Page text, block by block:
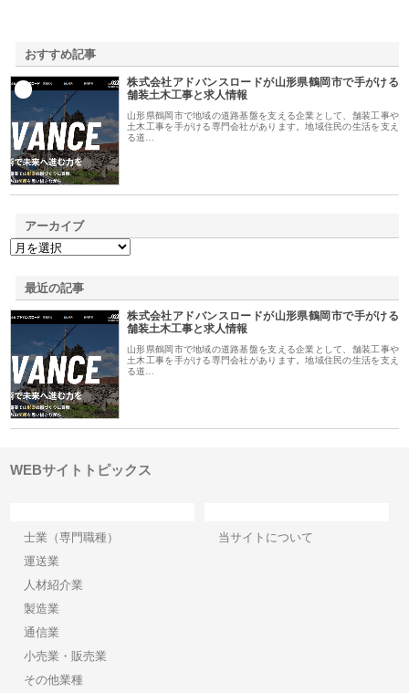
おすすめ記事
株式会社アドバンスロードが山形県鶴岡市で手がける
舗装土木工事と求人情報
山形県鶴岡市で地域の道路基盤を支える企業として、舗装工事や
土木工事を手がける専門会社があります。地域住民の生活を支え
る道…
アーカイブ
最近の記事
株式会社アドバンスロードが山形県鶴岡市で手がける
舗装土木工事と求人情報
山形県鶴岡市で地域の道路基盤を支える企業として、舗装工事や
土木工事を手がける専門会社があります。地域住民の生活を支え
る道…
WEBサイトトピックス
士業（専門職種）
運送業
人材紹介業
製造業
通信業
小売業・販売業
その他業種
当サイトについて